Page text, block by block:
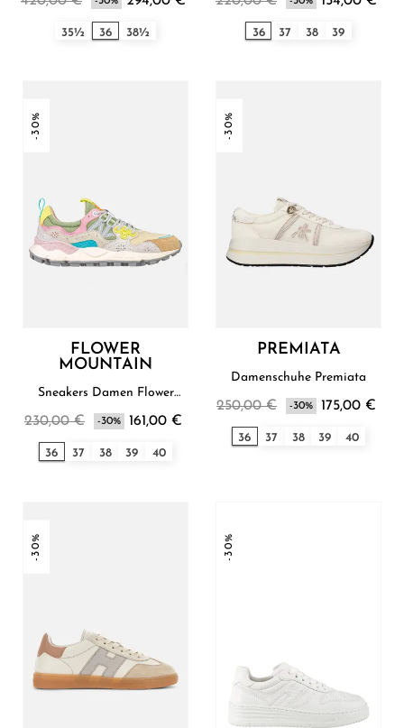
35½ 36 38½ 36 37 38 39
-30%
FLOWER
MOUNTAIN
Sneakers Damen Flower
230,00 € -30% 161,00 €
36 37 38 39 40
-30%
PREMIATA
Damenschuhe Premiata
250,00 € -30% 175,00 €
36 37 38 39 40
-30% -30%